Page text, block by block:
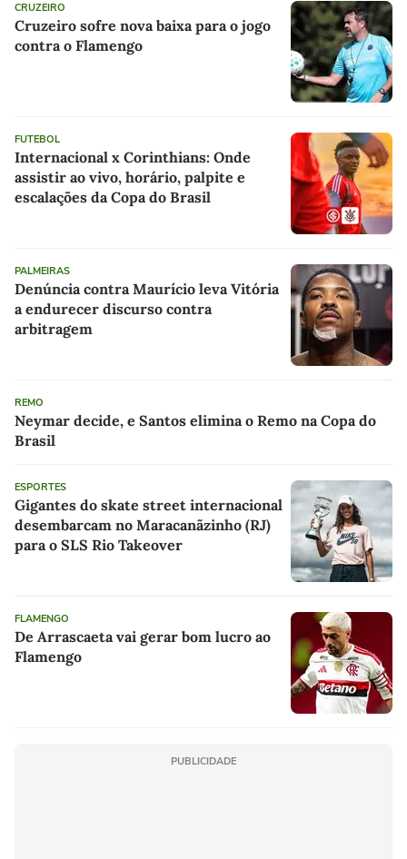
CRUZEIRO
Cruzeiro sofre nova baixa para o jogo
contra o Flamengo
FUTEBOL
Internacional x Corinthians: Onde
assistir ao vivo, horário, palpite e
escalações da Copa do Brasil
PALMEIRAS
Denúncia contra Maurício leva Vitória
a endurecer discurso contra
arbitragem
REMO
Neymar decide, e Santos elimina o Remo na Copa do
Brasil
ESPORTES
Gigantes do skate street internacional
desembarcam no Maracanãzinho (RJ)
para o SLS Rio Takeover
FLAMENGO
De Arrascaeta vai gerar bom lucro ao
Flamengo
PUBLICIDADE